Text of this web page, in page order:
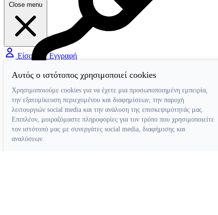
Διάφορα Βοηθήματα
Close menu
Είσοδος / Εγγραφή
Αυτός ο ιστότοπος χρησιμοποιεί cookies
Χρησιμοποιούμε cookies για να έχετε μια προσωποποιημένη εμπειρία,
την εξατομίκευση περιεχομένου και διαφημίσεων, την παροχή
λειτουργιών social media και την ανάλυση της επισκεψιμότητάς μας.
Επιπλέον, μοιραζόμαστε πληροφορίες για τον τρόπο που χρησιμοποιείτε
τον ιστότοπό μας με συνεργάτες social media, διαφήμισης και
αναλύσεων.